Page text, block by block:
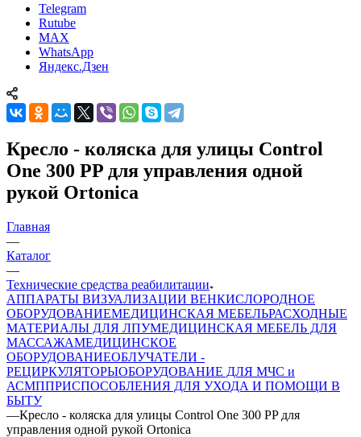
Telegram
Rutube
MAX
WhatsApp
Яндекс.Дзен
Кресло - коляска для улицы Control
One 300 PP для управления одной
рукой Ortonica
Главная
—
Каталог
—
Технические средства реабилитации
АППАРАТЫ ВИЗУАЛИЗАЦИИ ВЕНКИСЛОРОДНОЕ
ОБОРУДОВАНИЕМЕДИЦИНСКАЯ МЕБЕЛЬРАСХОДНЫЕ
МАТЕРИАЛЫ ДЛЯ ЛПУМЕДИЦИНСКАЯ МЕБЕЛЬ ДЛЯ
МАССАЖАМЕДИЦИНСКОЕ
ОБОРУДОВАНИЕОБЛУЧАТЕЛИ -
РЕЦИРКУЛЯТОРЫОБОРУДОВАНИЕ ДЛЯ МЧС и
АСМППРИСПОСОБЛЕНИЯ ДЛЯ УХОДА И ПОМОЩИ В
БЫТУ
—Кресло - коляска для улицы Control One 300 PP для
управления одной рукой Ortonica